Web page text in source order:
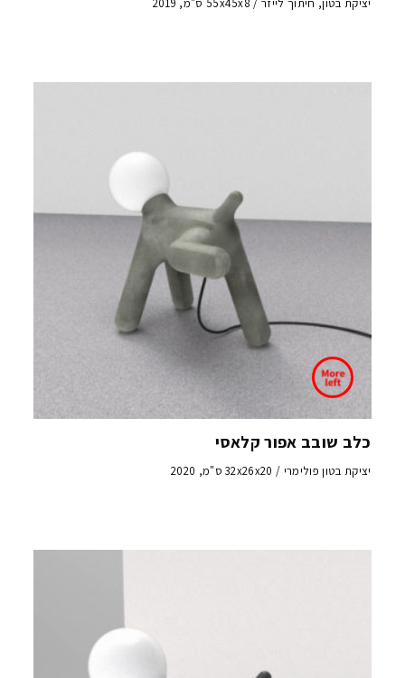
יציקת בטון, חיתוך לייזר / 55x45x8 ס"מ, 2019
כלב שובב אפור קלאסי
יציקת בטון פולימרי / 32x26x20 ס"מ, 2020